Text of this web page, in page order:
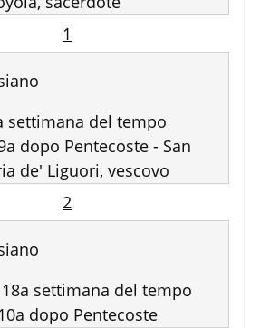
1
settimana del tempo
dopo Pentecoste - San
de' Liguori, vescovo
2
settimana del tempo
dopo Pentecoste